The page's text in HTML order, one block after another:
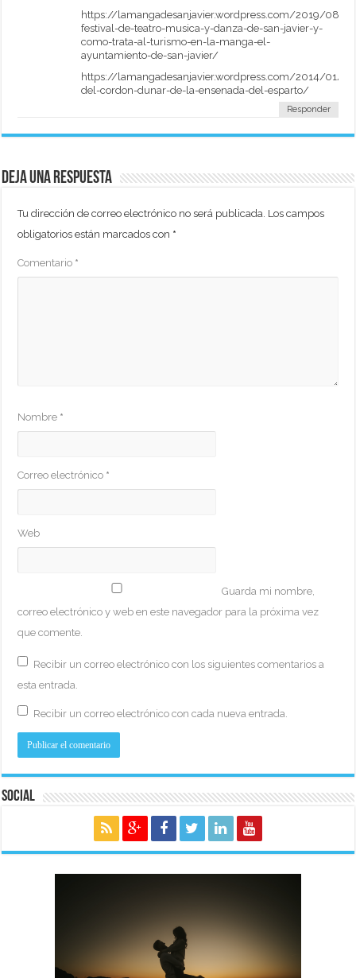
https://lamangadesanjavier.wordpress.com/2019/08/
festival-de-teatro-musica-y-danza-de-san-javier-y-
como-trata-al-turismo-en-la-manga-el-
ayuntamiento-de-san-javier/
https://lamangadesanjavier.wordpress.com/2014/01/
del-cordon-dunar-de-la-ensenada-del-esparto/
Responder
Deja una respuesta
Tu dirección de correo electrónico no será publicada. Los campos
obligatorios están marcados con *
Comentario *
Nombre *
Correo electrónico *
Web
Guarda mi nombre,
correo electrónico y web en este navegador para la próxima vez
que comente.
Recibir un correo electrónico con los siguientes comentarios a
esta entrada.
Recibir un correo electrónico con cada nueva entrada.
Social